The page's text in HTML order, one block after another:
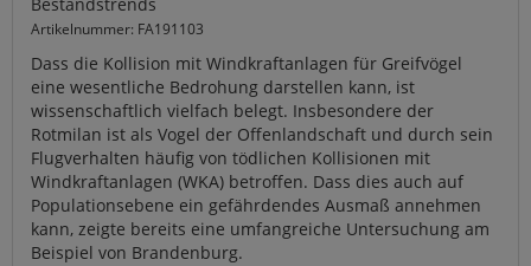
Artikelnummer: FA191103
Dass die Kollision mit Windkraftanlagen für Greifvögel
eine wesentliche Bedrohung darstellen kann, ist
wissenschaftlich vielfach belegt. Insbesondere der
Rotmilan ist als Vogel der Offenlandschaft und durch sein
Flugverhalten häufig von tödlichen Kollisionen mit
Windkraftanlagen (WKA) betroffen. Dass dies auch auf
Populationsebene ein gefährdendes Ausmaß annehmen
kann, zeigte bereits eine umfangreiche Untersuchung am
Beispiel von Brandenburg.